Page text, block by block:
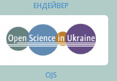
ЕНДЕЙВЕР
OJS